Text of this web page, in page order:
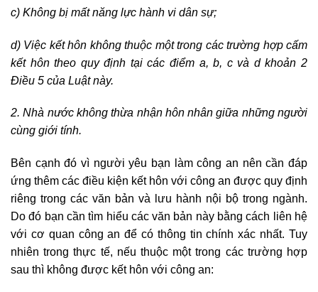
c) Không bị mất năng lực hành vi dân sự;
d) Việc kết hôn không thuộc một trong các trường hợp cấm
kết hôn theo quy định tại các điểm a, b, c và d khoản 2
Điều 5 của Luật này.
2. Nhà nước không thừa nhận hôn nhân giữa những người
cùng giới tính.
Bên cạnh đó vì người yêu bạn làm công an nên cần đáp
ứng thêm các điều kiện kết hôn với công an được quy định
riêng trong các văn bản và lưu hành nội bộ trong ngành.
Do đó bạn cần tìm hiểu các văn bản này bằng cách liên hệ
với cơ quan công an để có thông tin chính xác nhất. Tuy
nhiên trong thực tế, nếu thuộc một trong các trường hợp
sau thì không được kết hôn với công an: